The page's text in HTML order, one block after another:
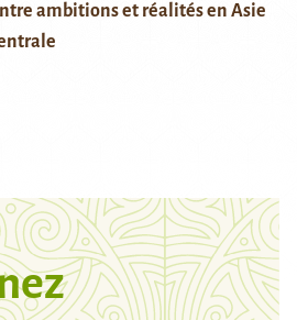
ambitions et réalités en Asie